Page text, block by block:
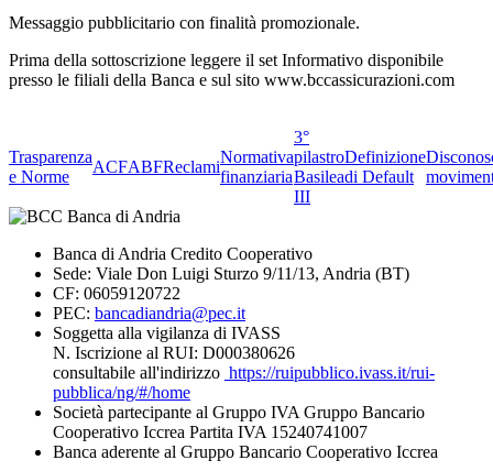
Messaggio pubblicitario con finalità promozionale.
Prima della sottoscrizione leggere il set Informativo disponibile
presso le filiali della Banca e sul sito www.bccassicurazioni.com
Trasparenza
e Norme
ACFABFReclami
Normativa
finanziaria
3°
pilastro
Basilea
III
Definizione
di Default
Banca di Andria Credito Cooperativo
Sede: Viale Don Luigi Sturzo 9/11/13, Andria (BT)
CF: 06059120722
PEC: bancadiandria@pec.it
Soggetta alla vigilanza di IVASS
N. Iscrizione al RUI: D000380626
consultabile all'indirizzo https://ruipubblico.ivass.it/rui-
pubblica/ng/#/home
Società partecipante al Gruppo IVA Gruppo Bancario
Cooperativo Iccrea Partita IVA 15240741007
Banca aderente al Gruppo Bancario Cooperativo Iccrea